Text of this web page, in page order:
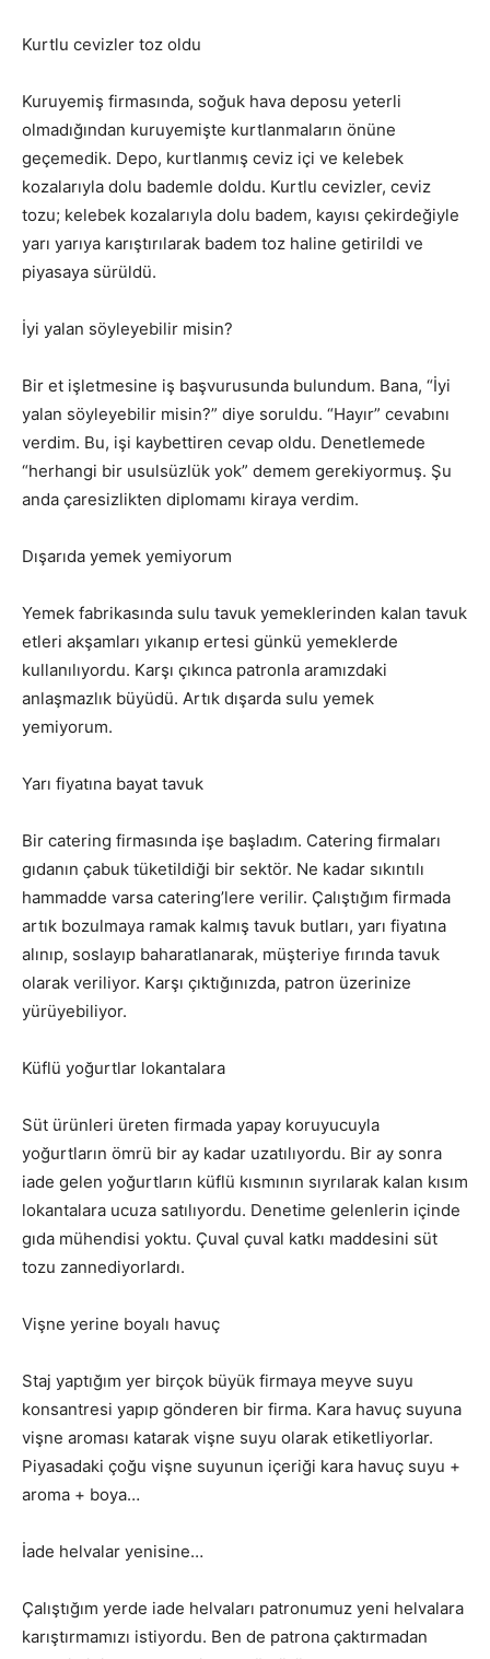
Kurtlu cevizler toz oldu
Kuruyemiş firmasında, soğuk hava deposu yeterli
olmadığından kuruyemişte kurtlanmaların önüne
geçemedik. Depo, kurtlanmış ceviz içi ve kelebek
kozalarıyla dolu bademle doldu. Kurtlu cevizler, ceviz
tozu; kelebek kozalarıyla dolu badem, kayısı çekirdeğiyle
yarı yarıya karıştırılarak badem toz haline getirildi ve
piyasaya sürüldü.
İyi yalan söyleyebilir misin?
Bir et işletmesine iş başvurusunda bulundum. Bana, “İyi
yalan söyleyebilir misin?” diye soruldu. “Hayır” cevabını
verdim. Bu, işi kaybettiren cevap oldu. Denetlemede
“herhangi bir usulsüzlük yok” demem gerekiyormuş. Şu
anda çaresizlikten diplomamı kiraya verdim.
Dışarıda yemek yemiyorum
Yemek fabrikasında sulu tavuk yemeklerinden kalan tavuk
etleri akşamları yıkanıp ertesi günkü yemeklerde
kullanılıyordu. Karşı çıkınca patronla aramızdaki
anlaşmazlık büyüdü. Artık dışarda sulu yemek
yemiyorum.
Yarı fiyatına bayat tavuk
Bir catering firmasında işe başladım. Catering firmaları
gıdanın çabuk tüketildiği bir sektör. Ne kadar sıkıntılı
hammadde varsa catering’lere verilir. Çalıştığım firmada
artık bozulmaya ramak kalmış tavuk butları, yarı fiyatına
alınıp, soslayıp baharatlanarak, müşteriye fırında tavuk
olarak veriliyor. Karşı çıktığınızda, patron üzerinize
yürüyebiliyor.
Küflü yoğurtlar lokantalara
Süt ürünleri üreten firmada yapay koruyucuyla
yoğurtların ömrü bir ay kadar uzatılıyordu. Bir ay sonra
iade gelen yoğurtların küflü kısmının sıyrılarak kalan kısım
lokantalara ucuza satılıyordu. Denetime gelenlerin içinde
gıda mühendisi yoktu. Çuval çuval katkı maddesini süt
tozu zannediyorlardı.
Vişne yerine boyalı havuç
Staj yaptığım yer birçok büyük firmaya meyve suyu
konsantresi yapıp gönderen bir firma. Kara havuç suyuna
vişne aroması katarak vişne suyu olarak etiketliyorlar.
Piyasadaki çoğu vişne suyunun içeriği kara havuç suyu +
aroma + boya…
İade helvalar yenisine…
Çalıştığım yerde iade helvaları patronumuz yeni helvalara
karıştırmamızı istiyordu. Ben de patrona çaktırmadan